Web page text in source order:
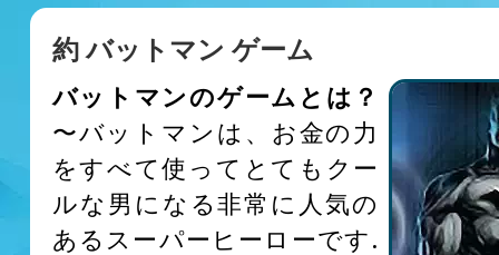
約 バットマン ゲーム
バットマンのゲームとは？
〜バットマンは、お金の力
をすべて使ってとてもクー
ルな男になる非常に人気の
あるスーパーヒーローです.